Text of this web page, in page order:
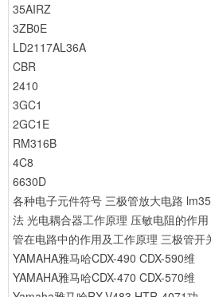
35AIRZ
3ZB0E
LD2117AL36A
CBR
2410
3GC1
2GC1E
RM316B
4C8
6630D
各种电子元件符号 三极管放大电路
法 光电耦合器工作原理 压敏电阻的作用
管在电路中的作用及工作原理 三极管开
YAMAHA雅马哈CDX-490 CDX-590维
YAMAHA雅马哈CDX-470 CDX-570维